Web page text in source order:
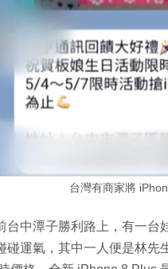
台灣有商家將
台中潭子勝利路上，有一台
碰運氣，其中一人便是林先